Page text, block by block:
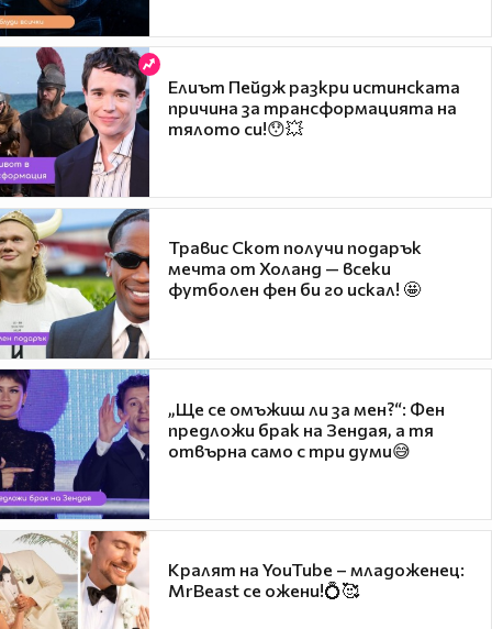
Елиът Пейдж разкри истинската
причина за трансформацията на
тялото си!😯💥
Травис Скот получи подарък
мечта от Холанд — всеки
футболен фен би го искал! 🤩
„Ще се омъжиш ли за мен?“: Фен
предложи брак на Зендая, а тя
отвърна само с три думи😅
Кралят на YouTube – младоженец:
MrBeast се ожени!💍🥰